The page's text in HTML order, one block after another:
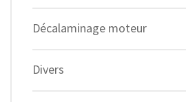
Décalaminage moteur
Divers